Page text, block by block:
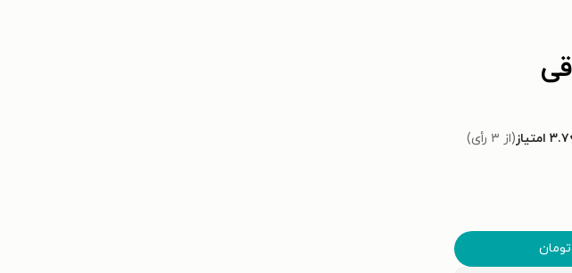
۳.۷ امتیاز (از ۳ رأی)
تومان